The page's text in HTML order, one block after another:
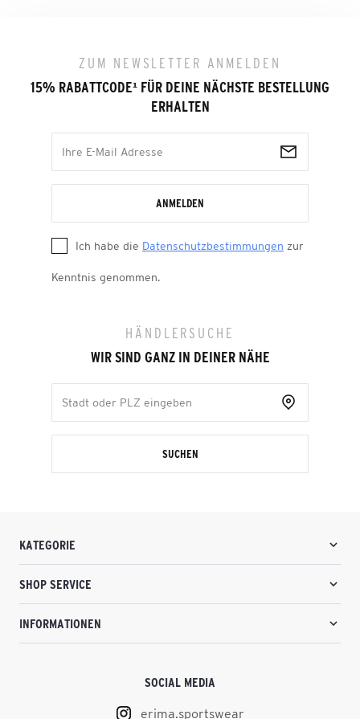
ZUM NEWSLETTER ANMELDEN
15% RABATTCODE¹ FÜR DEINE NÄCHSTE BESTELLUNG
ERHALTEN
ANMELDEN
Ich habe die Datenschutzbestimmungen zur
Kenntnis genommen.
HÄNDLERSUCHE
WIR SIND GANZ IN DEINER NÄHE
SUCHEN
KATEGORIE
SHOP SERVICE
INFORMATIONEN
SOCIAL MEDIA
erima.sportswear